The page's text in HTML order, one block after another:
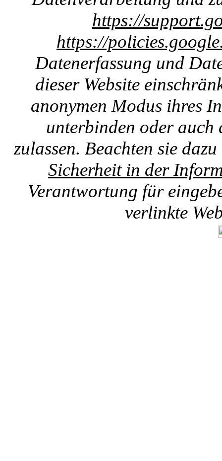
https://
https://
Datenerfassung und
dieser Website
anonymen Modus ihres
unterbinden oder auch
zulassen. Beachten sie
Sicherheit in der
Verantwortung für
verlinkte